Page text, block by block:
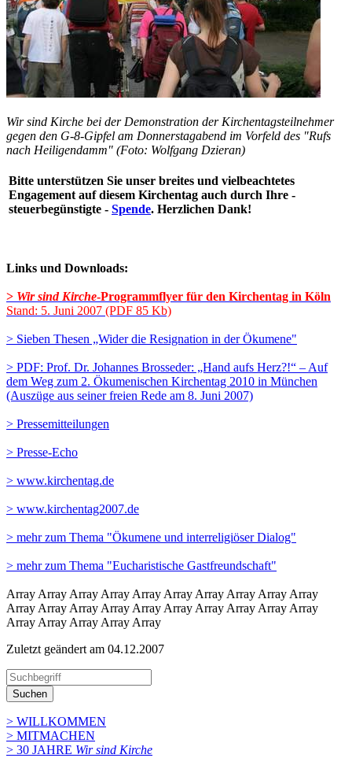
Wir sind Kirche bei der Demonstration der Kirchentagsteilnehmer
gegen den G-8-Gipfel am Donnerstagabend im Vorfeld des "Rufs
nach Heiligendamm" (Foto: Wolfgang Dzieran)
Bitte unterstützen Sie unser breites und vielbeachtetes
Engagement auf diesem Kirchentag auch durch Ihre -
steuerbegünstigte - Spende. Herzlichen Dank!
Links und Downloads:
> Wir sind Kirche-Programmflyer für den Kirchentag in Köln
Stand: 5. Juni 2007 (PDF 85 Kb)
> Sieben Thesen „Wider die Resignation in der Ökumene"
> PDF: Prof. Dr. Johannes Brosseder: „Hand aufs Herz?!“ – Auf
dem Weg zum 2. Ökumenischen Kirchentag 2010 in München
(Auszüge aus seiner freien Rede am 8. Juni 2007)
> Pressemitteilungen
> Presse-Echo
> www.kirchentag.de
> www.kirchentag2007.de
> mehr zum Thema "Ökumene und interreligiöser Dialog"
> mehr zum Thema "Eucharistische Gastfreundschaft"
Array Array Array Array Array Array Array Array Array Array
Array Array Array Array Array Array Array Array Array Array
Array Array Array Array Array
Zuletzt geändert am 04­.12.2007
Suchen
> WILLKOMMEN
> MITMACHEN
> 30 JAHRE Wir sind Kirche